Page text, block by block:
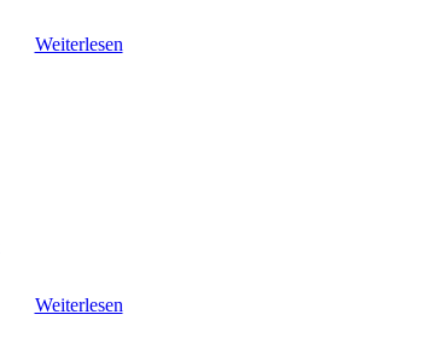
Weiterlesen
Weiterlesen